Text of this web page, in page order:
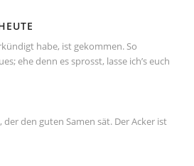
habe, ist gekommen. So
ehe denn es sprosst, lasse ich’s euch
der den guten Samen sät. Der Acker ist